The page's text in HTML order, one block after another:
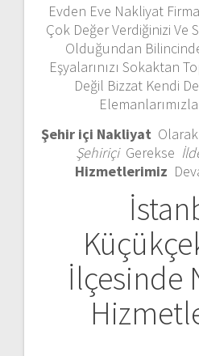
Evden Eve Nakliyat
Çok Değer Verdiğinizi Ve
Olduğundan
Eşyalarınızı Sokaktan
Değil Bizzat Kendi
Şehir içi Nakliyat
ŞehiriçiGerekse
Hizmetlerimiz
İlçesinde